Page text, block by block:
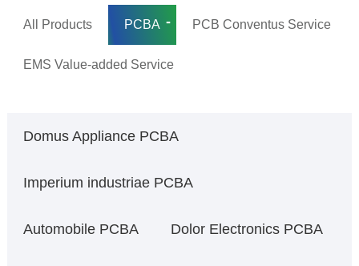
All Products PCBA PCB Conventus Service
EMS Value-added Service
Domus Appliance PCBA
Imperium industriae PCBA
Automobile PCBA Dolor Electronics PCBA